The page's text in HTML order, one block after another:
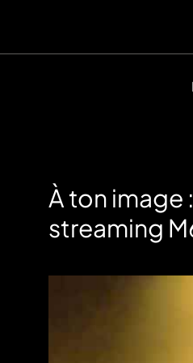
À ton image
streaming